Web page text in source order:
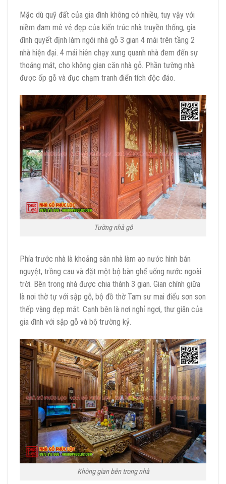
Mặc dù quỹ đất của gia đình không có nhiều, tuy vậy với
niềm đam mê vẻ đẹp của kiến trúc nhà truyền thống, gia
đình quyết định làm ngôi nhà gỗ 3 gian 4 mái trên tầng 2
nhà hiện đại. 4 mái hiên chạy xung quanh nhà đem đến sự
thoáng mát, cho không gian căn nhà gỗ. Phần tường nhà
được ốp gỗ và đục chạm tranh điển tích độc đáo.
Tường nhà gỗ
Phía trước nhà là khoảng sân nhà làm ao nước hình bán
nguyệt, trồng cau và đặt một bộ bàn ghế uống nước ngoài
trời. Bên trong nhà được chia thành 3 gian. Gian chính giữa
là nơi thờ tự với sập gỗ, bộ đồ thờ Tam sư mai điểu sơn son
thếp vàng đẹp mắt. Cạnh bên là nơi nghỉ ngơi, thư giãn của
gia đình với sập gỗ và bộ trường kỷ.
Không gian bên trong nhà